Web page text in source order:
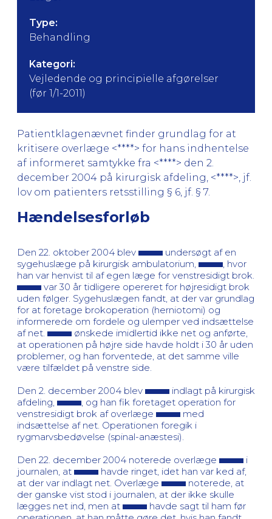
Type:
Behandling
Kategori:
Vejledende og principielle afgørelser
(før 1/1-2011)
Patientklagenævnet finder grundlag for at
kritisere overlæge <****> for hans indhentelse
af informeret samtykke fra <****> den 2.
december 2004 på kirurgisk afdeling, <****>, jf.
lov om patienters retsstilling § 6, jf. § 7.
Hændelsesforløb
Den 22. oktober 2004 blev
undersøgt af en
sygehuslæge på kirurgisk ambulatorium,
, hvor
han var henvist til af egen læge for venstresidigt brok.
var 30 år tidligere opereret for højresidigt brok
uden følger. Sygehuslægen fandt, at der var grundlag
for at foretage brokoperation (herniotomi) og
informerede om fordele og ulemper ved indsættelse
af net.
ønskede imidlertid ikke net og anførte,
at operationen på højre side havde holdt i 30 år uden
problemer, og han forventede, at det samme ville
være tilfældet på venstre side.
Den 2. december 2004 blev
indlagt på kirurgisk
afdeling,
, og han fik foretaget operation for
venstresidigt brok af overlæge
med
indsættelse af net. Operationen foregik i
rygmarvsbedøvelse (spinal-anæstesi).
Den 22. december 2004 noterede overlæge
i
journalen, at
havde ringet, idet han var ked af,
at der var indlagt net. Overlæge
noterede, at
der ganske vist stod i journalen, at der ikke skulle
lægges net ind, men at
havde sagt til ham før